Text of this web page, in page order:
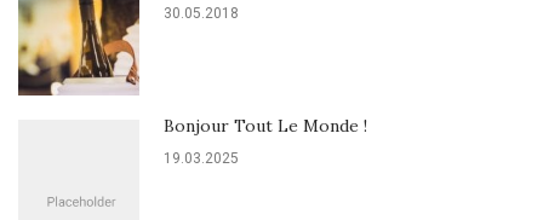
30.05.2018
Bonjour Tout Le Monde !
19.03.2025